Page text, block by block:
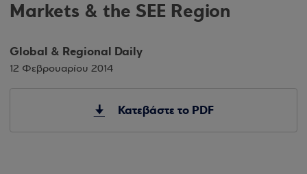
Markets & the SEE Region
Global & Regional Daily
12 Φεβρουαρίου 2014
Κατεβάστε το PDF